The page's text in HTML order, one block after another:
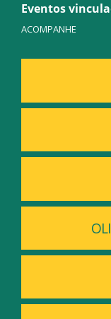
Eventos
ACOMPANHE